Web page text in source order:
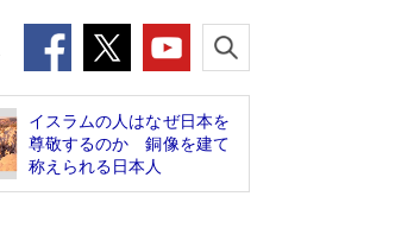
イスラムの人はなぜ日本を
尊敬するのか 銅像を建て
称えられる日本人